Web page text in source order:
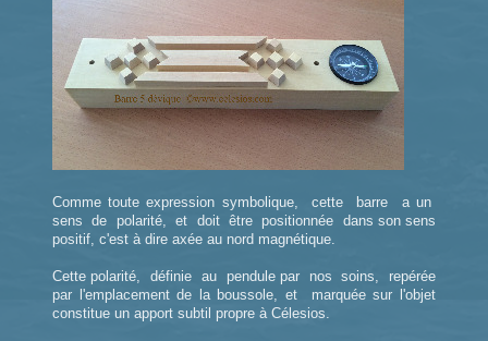
Comme toute expression symbolique, cette barre a un
sens de polarité, et doit être positionnée dans son sens
positif, c'est à dire axée au nord magnétique.
Cette polarité, définie au pendule par nos soins, repérée
par l'emplacement de la boussole, et marquée sur l'objet
constitue un apport subtil propre à Célesios.